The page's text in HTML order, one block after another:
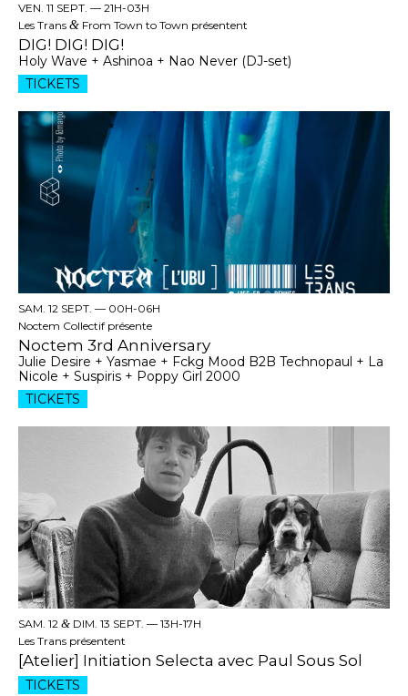
VEN. 11 SEPT. — 21H-03H
Les Trans & From Town to Town présentent
DIG! DIG! DIG!
Holy Wave + Ashinoa + Nao Never (DJ-set)
TICKETS
SAM. 12 SEPT. — 00H-06H
Noctem Collectif présente
Noctem 3rd Anniversary
Julie Desire + Yasmae + Fckg Mood B2B Technopaul + La
Nicole + Suspiris + Poppy Girl 2000
TICKETS
SAM. 12 & DIM. 13 SEPT. — 13H-17H
Les Trans présentent
[Atelier] Initiation Selecta avec Paul Sous Sol
TICKETS